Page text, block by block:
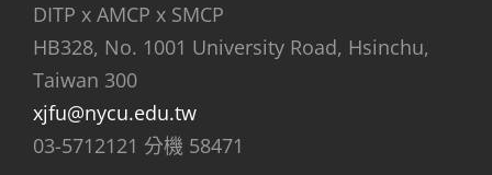
DITP x AMCP x SMCP
HB328, No. 1001 University Road, Hsinchu,
Taiwan 300
xjfu@nycu.edu.tw
03-5712121 分機 58471